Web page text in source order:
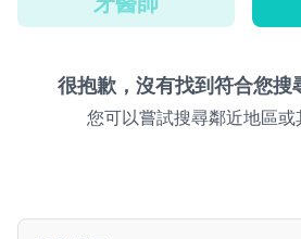
很抱歉，沒有找到符合您搜
您可以嘗試搜尋鄰近地區或